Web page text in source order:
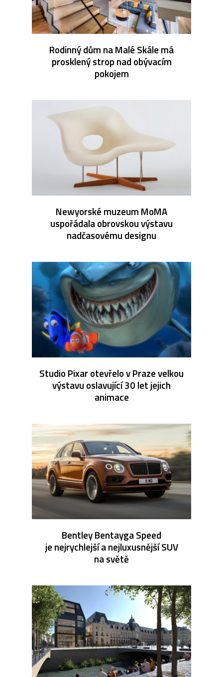
Rodinný dům na Malé Skále má
prosklený strop nad obývacím
pokojem
Newyorské muzeum MoMA
uspořádala obrovskou výstavu
nadčasovému designu
Studio Pixar otevřelo v Praze velkou
výstavu oslavující 30 let jejich
animace
Bentley Bentayga Speed
je nejrychlejší a nejluxusnější SUV
na světě